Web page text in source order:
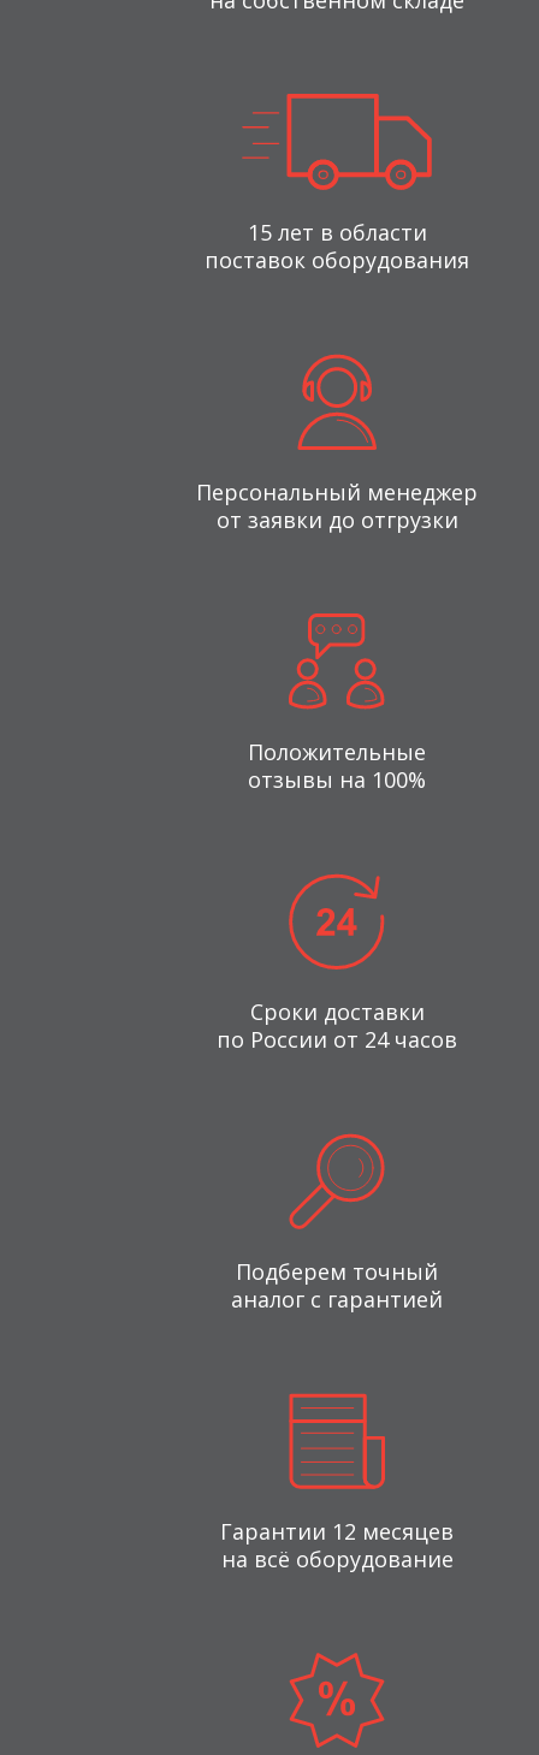
15 лет в области
поставок оборудования
Персональный менеджер
от заявки до отгрузки
Положительные
отзывы на 100%
Сроки доставки
по России от 24 часов
Подберем точный
аналог с гарантией
Гарантии 12 месяцев
на всё оборудование